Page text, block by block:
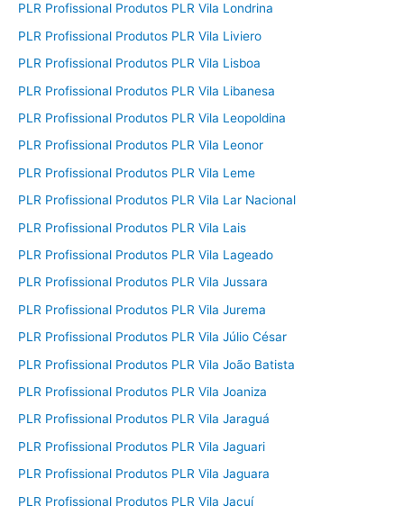
PLR Profissional Produtos PLR Vila Londrina
PLR Profissional Produtos PLR Vila Liviero
PLR Profissional Produtos PLR Vila Lisboa
PLR Profissional Produtos PLR Vila Libanesa
PLR Profissional Produtos PLR Vila Leopoldina
PLR Profissional Produtos PLR Vila Leonor
PLR Profissional Produtos PLR Vila Leme
PLR Profissional Produtos PLR Vila Lar Nacional
PLR Profissional Produtos PLR Vila Lais
PLR Profissional Produtos PLR Vila Lageado
PLR Profissional Produtos PLR Vila Jussara
PLR Profissional Produtos PLR Vila Jurema
PLR Profissional Produtos PLR Vila Júlio César
PLR Profissional Produtos PLR Vila João Batista
PLR Profissional Produtos PLR Vila Joaniza
PLR Profissional Produtos PLR Vila Jaraguá
PLR Profissional Produtos PLR Vila Jaguari
PLR Profissional Produtos PLR Vila Jaguara
PLR Profissional Produtos PLR Vila Jacuí